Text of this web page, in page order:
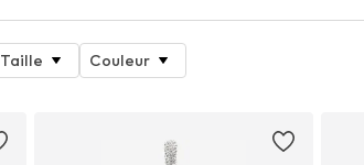
Taille Couleur